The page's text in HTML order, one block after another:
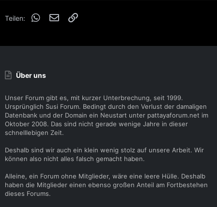
Teilen: WhatsApp
E-Mail
Über uns
Unser Forum gibt es, mit kurzer Unterbrechung, seit 1999.
Ursprünglich Susi Forum. Bedingt durch den Verlust der damaligen
Datenbank und der Domain ein Neustart unter pattayaforum.net im
Oktober 2008. Das sind nicht gerade wenige Jahre in dieser
schnelllebigen Zeit.
Deshalb sind wir auch ein klein wenig stolz auf unsere Arbeit. Wir
können also nicht alles falsch gemacht haben.
Alleine, ein Forum ohne Mitglieder, wäre eine leere Hülle. Deshalb
haben die Mitglieder einen ebenso großen Anteil am Fortbestehen
dieses Forums.